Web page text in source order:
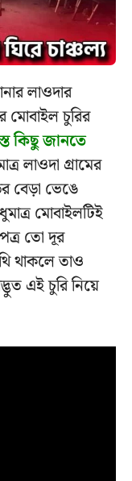
লাওদার
মোবাইল চুরির
কিছু জানতে
লাওদা গ্রামের
বেড়া ভেঙে
মোবাইলটিই
তো দূর
থাকলে তাও
এই চুরি নিয়ে